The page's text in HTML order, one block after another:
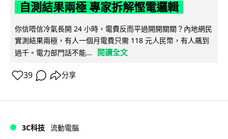
自測結果兩極 專家拆解慳電邏輯
你信唔信冷氣長開 24 小時，電費反而平過開開關關？內地網民
實測結果兩極，有人一個月電費只需 118 元人民幣，有人飆到
過千。電力部門話不能...
閱讀全文
39 分享
3C科技 流動電腦